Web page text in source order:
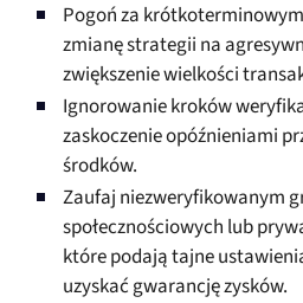
Pogoń za
zmianę strategii na
zwiększenie wielkości
Ignorowanie kroków
zaskoczenie opóźnieniami
środków.
Zaufaj niezweryfikowanym
społecznościowych lub
które podają tajne
uzyskać gwarancję zysków.